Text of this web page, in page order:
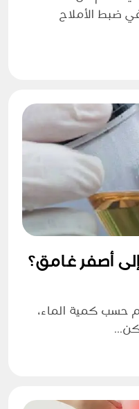
ضبط الأملاح
أصفر غامق؟
حسب كمية الماء،